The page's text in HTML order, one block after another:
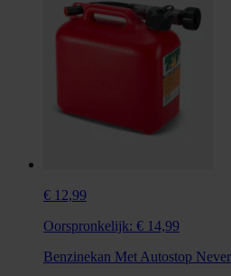
€ 12,99
Oorspronkelijk: € 14,99
Benzinekan Met Autostop